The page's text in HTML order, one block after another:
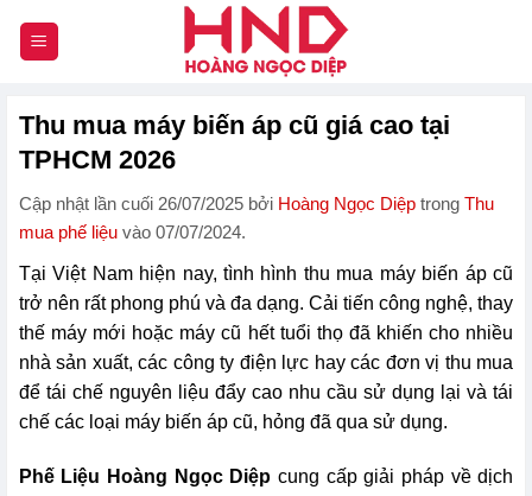
đến
Thu mua máy biến áp cũ giá cao tại
TPHCM 2026
Cập nhật lần cuối 26/07/2025 bởi Hoàng Ngọc Diệptrong Thu
mua phế liệuvào 07/07/2024.
Tại Việt Nam hiện nay, tình hình thu mua máy biến áp cũ
trở nên rất phong phú và đa dạng. Cải tiến công nghệ, thay
thế máy mới hoặc máy cũ hết tuổi thọ đã khiến cho nhiều
nhà sản xuất, các công ty điện lực hay các đơn vị thu mua
để tái chế nguyên liệu đẩy cao nhu cầu sử dụng lại và tái
chế các loại máy biến áp cũ, hỏng đã qua sử dụng.
Phế Liệu Hoàng Ngọc Diệp cung cấp giải pháp về dịch